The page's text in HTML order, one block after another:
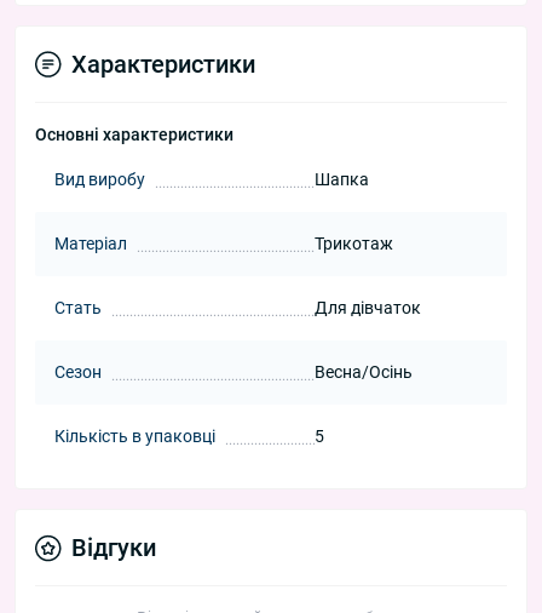
Характеристики
Основні характеристики
Вид виробу Шапка
Матеріал Трикотаж
Стать Для дівчаток
Сезон Весна/Осінь
Кількість в упаковці 5
Відгуки